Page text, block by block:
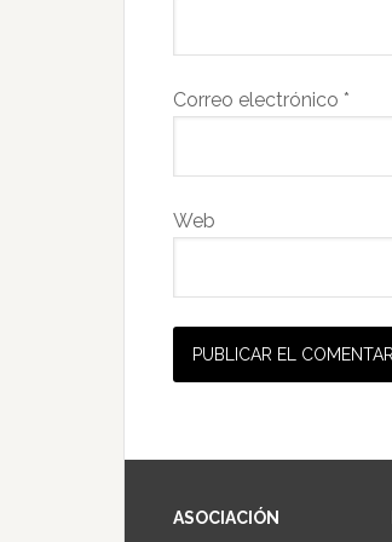
Correo electrónico *
Web
ASOCIACIÓN